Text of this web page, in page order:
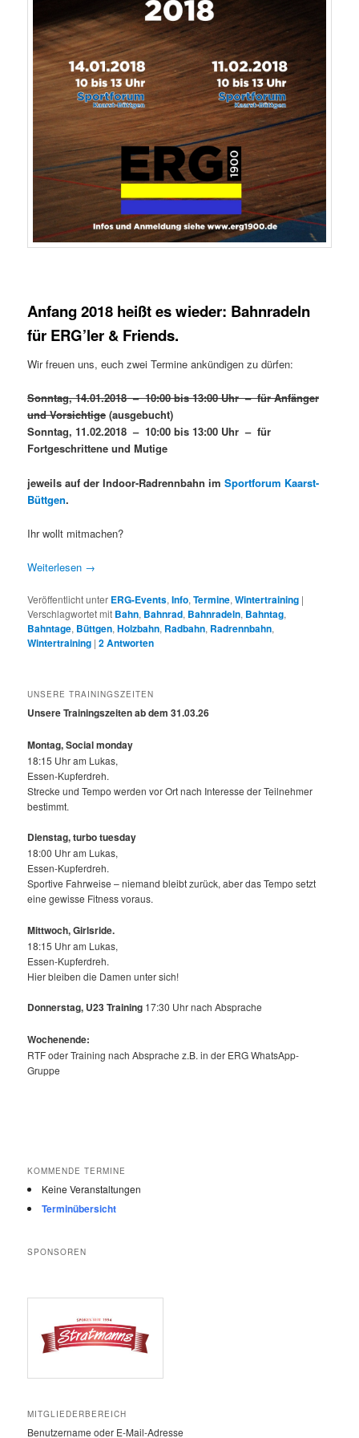
Anfang 2018 heißt es wieder: Bahnradeln
für ERG’ler & Friends.
Wir freuen uns, euch zwei Termine ankündigen zu dürfen:
Sonntag, 14.01.2018 – 10:00 bis 13:00 Uhr – für Anfänger
und Vorsichtige (ausgebucht)
Sonntag, 11.02.2018 – 10:00 bis 13:00 Uhr – für
Fortgeschrittene und Mutige
jeweils auf der Indoor-Radrennbahn imSportforum Kaarst-
Büttgen.
Ihr wollt mitmachen?
Weiterlesen →
Veröffentlicht unter ERG-Events,Info,Termine,Wintertraining |
Verschlagwortet mit Bahn, Bahnrad, Bahnradeln, Bahntag,
Bahntage, Büttgen,Holzbahn, Radbahn, Radrennbahn,
Wintertraining |2Antworten
UNSERE TRAININGSZEITEN
Unsere Trainingszeiten ab dem 31.03.26
Montag, Social monday
18:15 Uhr am Lukas,
Essen-Kupferdreh.
Strecke und Tempo werden vor Ort nach Interesse der Teilnehmer
bestimmt.
Dienstag, turbo tuesday
18:00 Uhr am Lukas,
Essen-Kupferdreh.
Sportive Fahrweise – niemand bleibt zurück, aber das Tempo setzt
eine gewisse Fitness voraus.
Mittwoch,Girlsride.
18:15 Uhr am Lukas,
Essen-Kupferdreh.
Hier bleiben die Damen unter sich!
Donnerstag, U23 Training 17:30 Uhr nach Absprache
Wochenende:
RTF oder Training nach Absprache z.B. in der ERG WhatsApp-
Gruppe
KOMMENDE TERMINE
Keine Veranstaltungen
Terminübersicht
SPONSOREN
MITGLIEDERBEREICH
Benutzername oder E-Mail-Adresse